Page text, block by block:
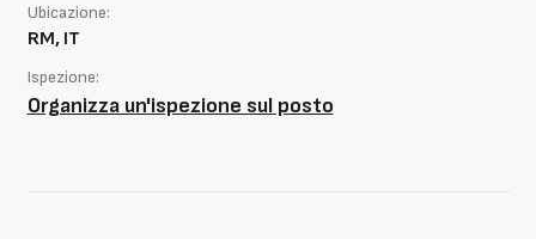
Ubicazione:
RM, IT
Ispezione:
Organizza un'ispezione sul posto